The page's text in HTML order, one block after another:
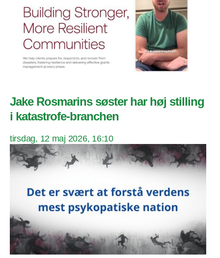
Jake Rosmarins søster har høj stilling
i katastrofe-branchen
tirsdag, 12 maj 2026, 16:10